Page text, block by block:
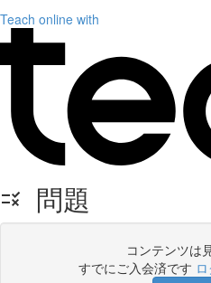
Teach online with
問題
コンテンツは
すでにご入会済です